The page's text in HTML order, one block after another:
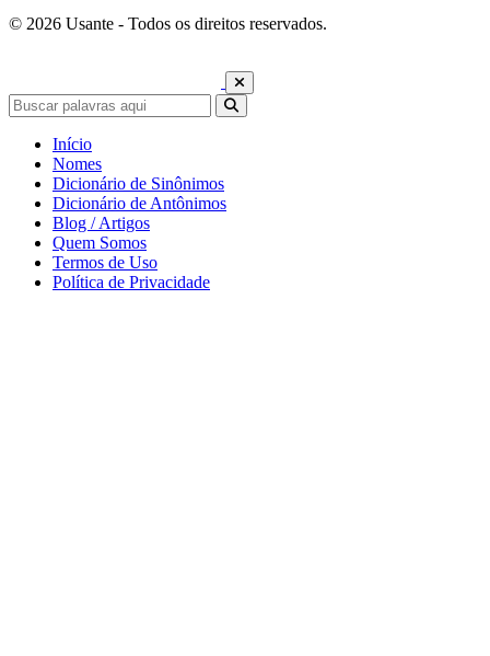
© 2026 Usante - Todos os direitos reservados.
Início
Nomes
Dicionário de Sinônimos
Dicionário de Antônimos
Blog / Artigos
Quem Somos
Termos de Uso
Política de Privacidade